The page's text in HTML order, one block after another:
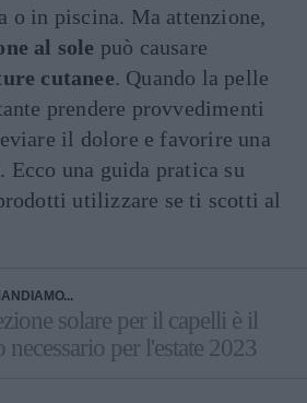
o in piscina. Ma attenzione,
al sole può causare
cutanee. Quando la pelle
prendere provvedimenti
il dolore e favorire una
Ecco una guida pratica su
utilizzare se ti scotti al
solare per il capelli è il
necessario per l'estate 2023